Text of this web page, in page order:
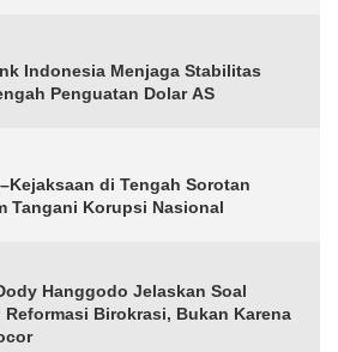
Indonesia Menjaga Stabilitas
Penguatan Dolar AS
di Tengah Sorotan
Tangani Korupsi Nasional
Hanggodo Jelaskan Soal
Reformasi Birokrasi, Bukan Karena